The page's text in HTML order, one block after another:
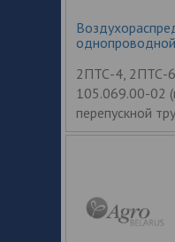
2ПТС-4, 2ПТС-
105.069.00-02
перепускной